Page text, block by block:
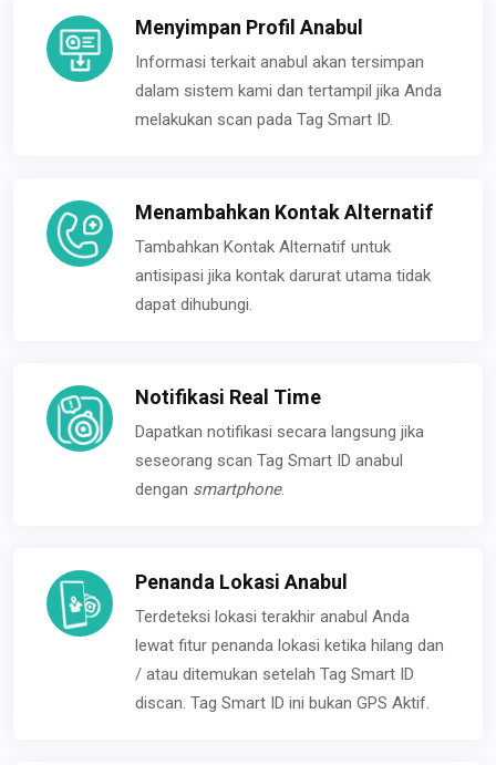
Menyimpan Profil Anabul
Informasi terkait anabul akan tersimpan
dalam sistem kami dan tertampil jika Anda
melakukan scan pada Tag Smart ID.
Menambahkan Kontak Alternatif
Tambahkan Kontak Alternatif untuk
antisipasi jika kontak darurat utama tidak
dapat dihubungi.
Notifikasi Real Time
Dapatkan notifikasi secara langsung jika
seseorang scan Tag Smart ID anabul
dengan smartphone.
Penanda Lokasi Anabul
Terdeteksi lokasi terakhir anabul Anda
lewat fitur penanda lokasi ketika hilang dan
/ atau ditemukan setelah Tag Smart ID
discan. Tag Smart ID ini bukan GPS Aktif.